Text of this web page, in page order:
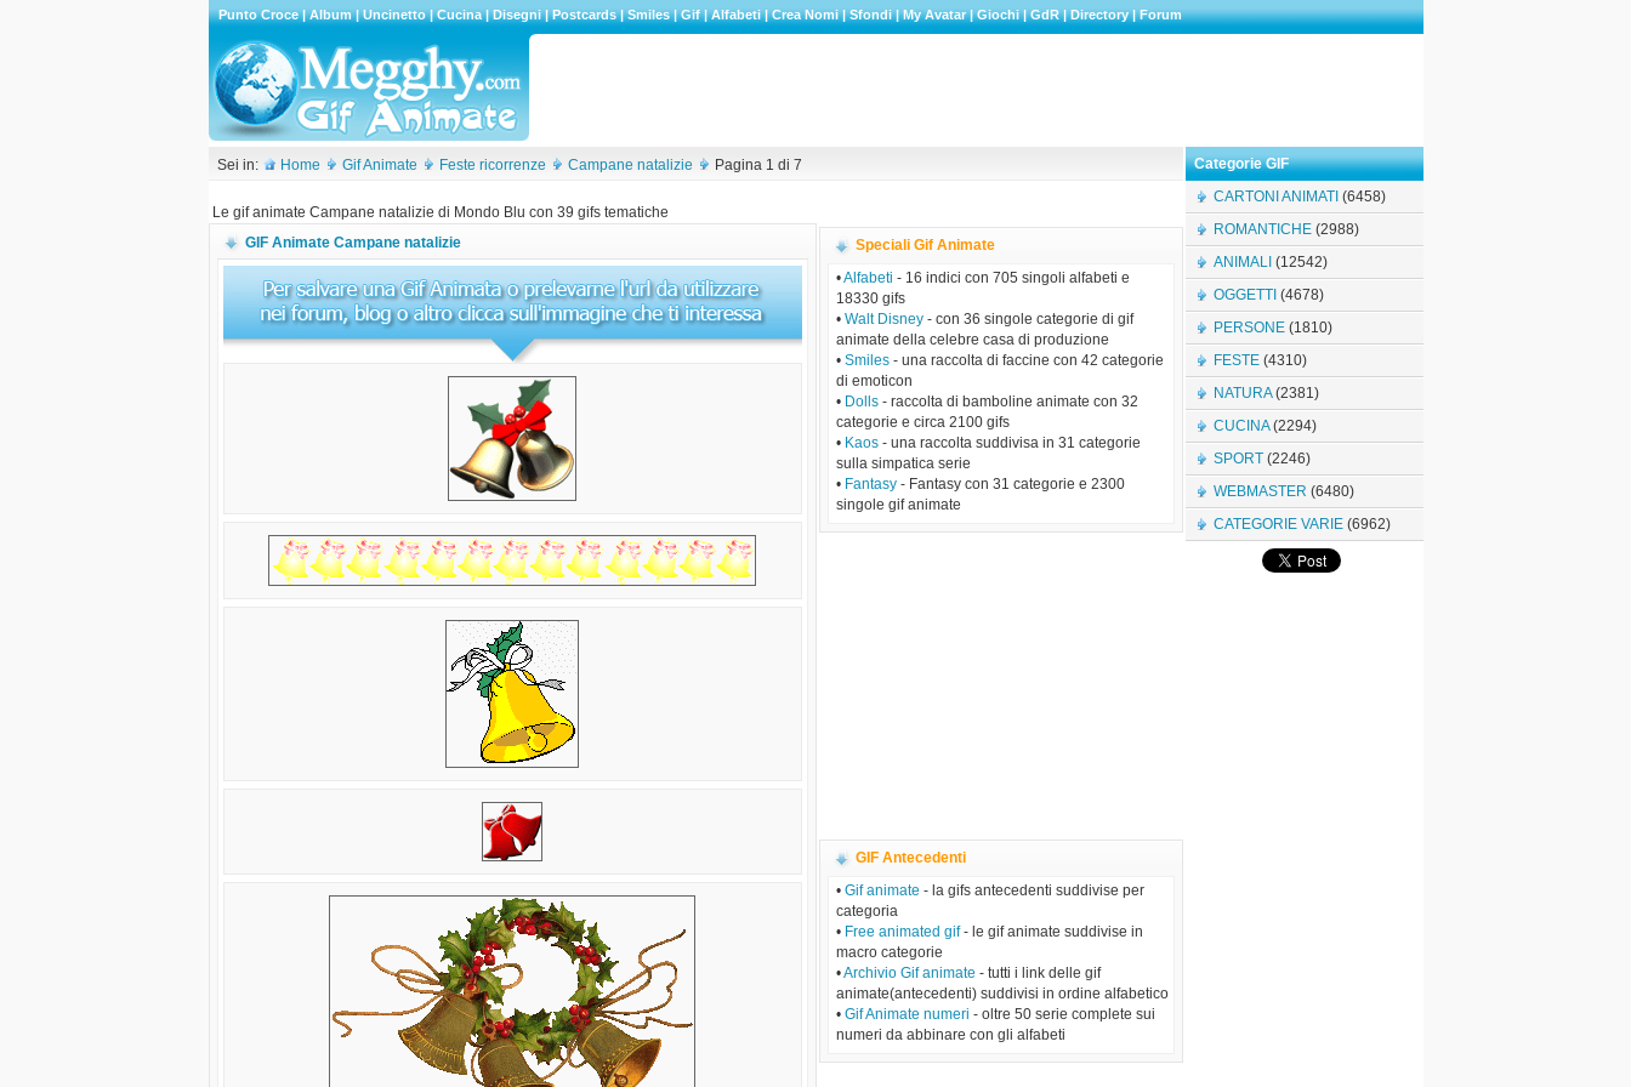
Punto Croce|Album|Uncinetto|Cucina|Disegni|Postcards|Smiles|Gif|Alfabeti|Crea Nomi|Sfondi|My Avatar|Giochi|GdR|Directory|Forum
Sei in: Home Gif Animate Feste ricorrenze Campane natalizie Pagina 1 di 7
Le gif animate Campane natalizie di Mondo Blu con 39 gifs tematiche
GIF Animate Campane natalizie
Speciali Gif Animate
•Alfabeti - 16 indici con 705 singoli alfabeti e
18330 gifs
• Walt Disney- con 36 singole categorie di gif
animate della celebre casa di produzione
• Smiles- una raccolta di faccine con 42 categorie
di emoticon
• Dolls- raccolta di bamboline animate con 32
categorie e circa 2100 gifs
• Kaos- una raccolta suddivisa in 31 categorie
sulla simpatica serie
• Fantasy- Fantasy con 31 categorie e 2300
singole gif animate
GIF Antecedenti
• Gif animate - la gifs antecedenti suddivise per
categoria
• Free animated gif- le gif animate suddivise in
macro categorie
•Archivio Gif animate - tutti i link delle gif
animate(antecedenti) suddivisi in ordine alfabetico
• Gif Animate numeri - oltre 50 serie complete sui
numeri da abbinare con gli alfabeti
Categorie GIF
CARTONI ANIMATI (6458)
ROMANTICHE(2988)
ANIMALI (12542)
OGGETTI (4678)
PERSONE(1810)
FESTE(4310)
NATURA(2381)
CUCINA(2294)
SPORT(2246)
WEBMASTER (6480)
CATEGORIE VARIE(6962)